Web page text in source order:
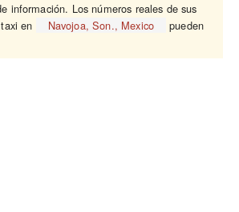
información. Los números reales de sus
en
Navojoa, Son., Mexico
pueden